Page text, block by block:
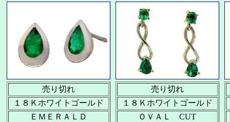
売り切れ
１８Ｋホワイトゴールド
ＥＭＥＲＡＬＤ
売り切れ
１８Ｋホワイトゴールド
ＯＶＡＬ CUT